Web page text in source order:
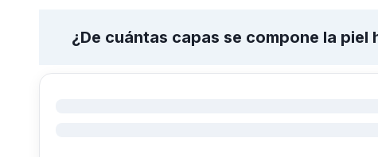
¿De cuántas capas se compone la piel